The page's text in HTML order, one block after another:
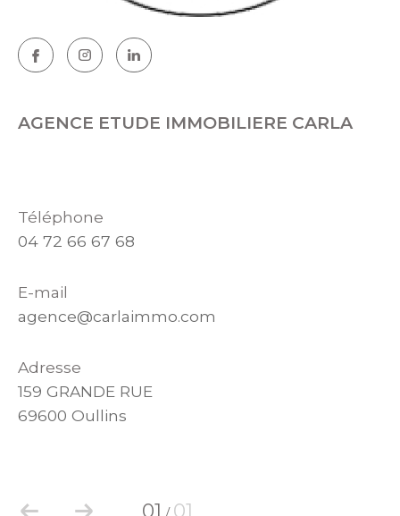
AGENCE ETUDE IMMOBILIERE CARLA
Téléphone
04 72 66 67 68
E-mail
agence@carlaimmo.com
Adresse
159 GRANDE RUE
69600 Oullins
01 01